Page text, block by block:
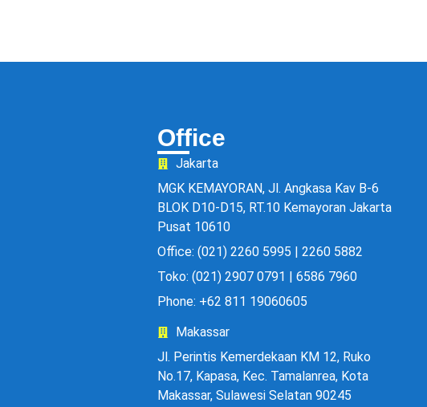
Office
Jakarta
MGK KEMAYORAN, Jl. Angkasa Kav B-6
BLOK D10-D15, RT.10 Kemayoran Jakarta
Pusat 10610
Office: (021) 2260 5995 | 2260 5882
Toko: (021) 2907 0791 | 6586 7960
Phone: +62 811 19060605
Makassar
Jl. Perintis Kemerdekaan KM 12, Ruko
No.17, Kapasa, Kec. Tamalanrea, Kota
Makassar, Sulawesi Selatan 90245